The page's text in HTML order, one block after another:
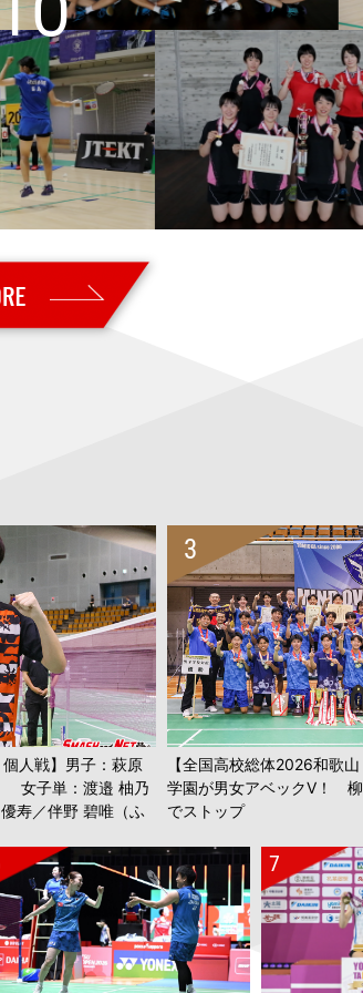
優勝！ 5種目いずれも初優勝
廣田は準優勝
／廣田が決勝進出！ 女子単：明地はベスト4
、女子複：櫻本／廣田が準決勝進出！
廣田が志田／五十嵐を破る！ 日本勢５組が準々
が2回戦進出
勢3組がいずれも勝利
子単：山口が決勝進出！
合複：霜上／保原が難敵に勝利！
戦進出
／廣田、予選で辛勝
が優勝！！
しベスト４
で敗退
決まり閉幕
ー 12日には松友美佐紀選手・早川賢一さんが
人戦】男子：萩原
女子単：渡邉 柚乃
寿／伴野 碧唯（ふ
【全国高校総体2026和歌
学園が男女アベックV！ 柳
でストップ